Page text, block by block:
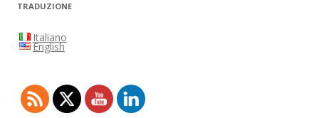
TRADUZIONE
Italiano
English